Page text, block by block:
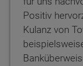
Positiv
Kulanz von